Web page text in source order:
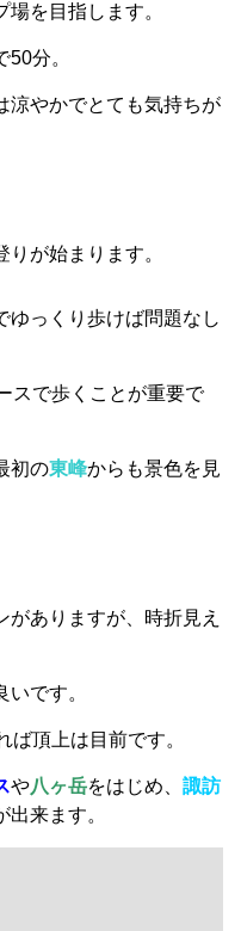
を目指します。
分。
涼やかでとても気持ちが
が始まります。
ゆっくり歩けば問題なし
スで歩くことが重要で
初の東峰からも景色を見
ありますが、時折見え
です。
頂上は目前です。
や八ヶ岳をはじめ、 諏訪
来ます。